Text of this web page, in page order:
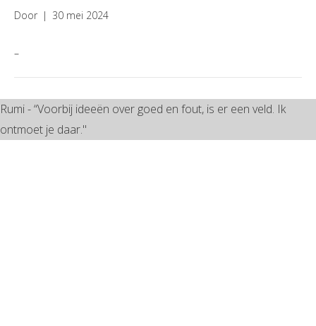
Door | 30 mei 2024
–
Rumi - “Voorbij ideeën over goed en fout, is er een veld. Ik
ontmoet je daar."